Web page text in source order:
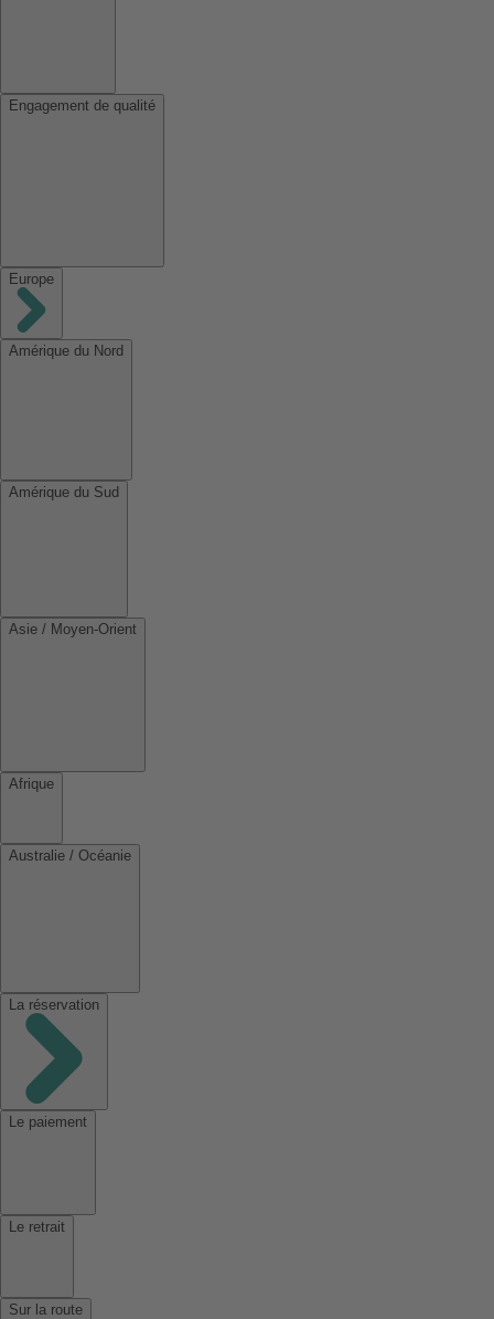
Engagement de qualité
Europe
Amérique du Nord
Amérique du Sud
Asie / Moyen-Orient
Afrique
Australie / Océanie
La réservation
Le paiement
Le retrait
Sur la route